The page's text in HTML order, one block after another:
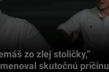
zo zlej stoličky,”
skutočnú príčinu